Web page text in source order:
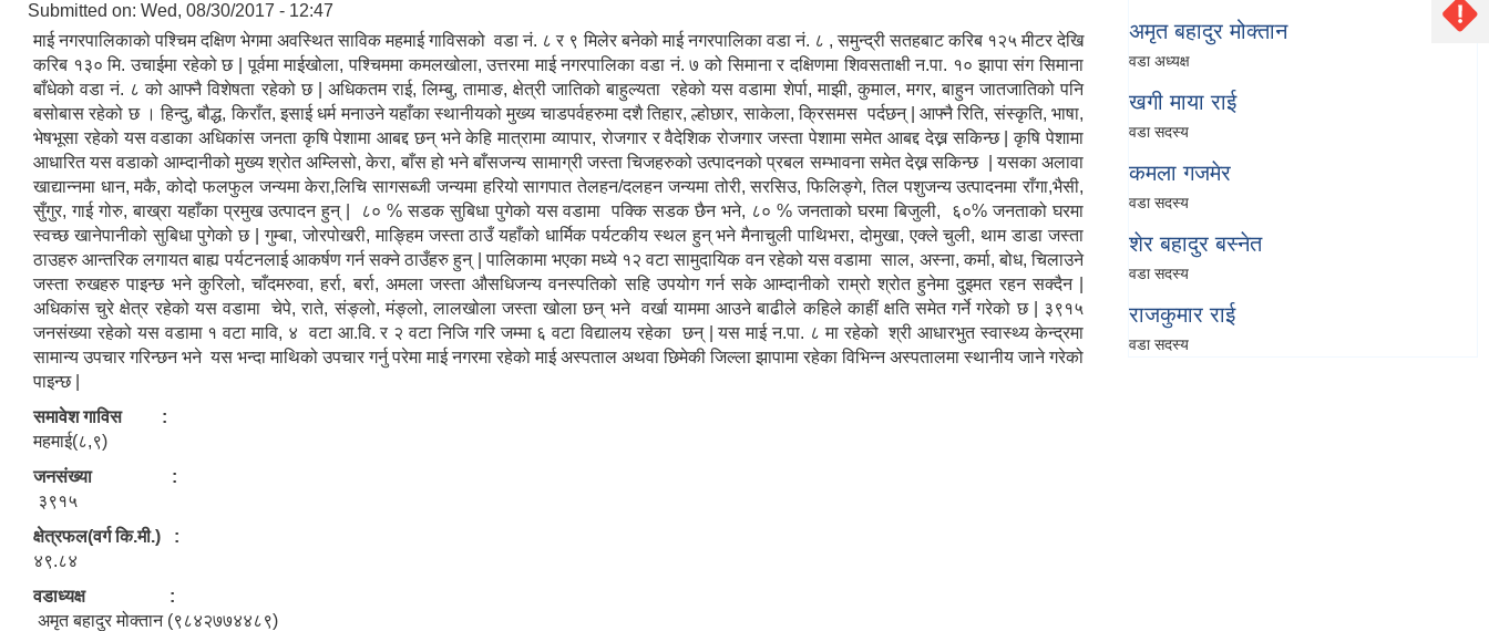
Submitted on: Wed, 08/30/2017 - 12:47
माई नगरपालिकाको पश्चिम दक्षिण भेगमा अवस्थित साविक महमाई गाविसको वडा नं. ८ र ९ मिलेर बनेको माई नगरपालिका वडा नं. ८ , समुन्द्री सतहबाट करिब १२५ मीटर देखि
करिब १३० मि. उचाईमा रहेको छ | पूर्वमा माईखोला, पश्चिममा कमलखोला, उत्तरमा माई नगरपालिका वडा नं. ७ को सिमाना र दक्षिणमा शिवसताक्षी न.पा. १० झापा संग सिमाना
बाँधेको वडा नं. ८ को आफ्नै विशेषता रहेको छ | अधिकतम राई, लिम्बु, तामाङ, क्षेत्री जातिको बाहुल्यता रहेको यस वडामा शेर्पा, माझी, कुमाल, मगर, बाहुन जातजातिको पनि
बसोबास रहेको छ । हिन्दु, बौद्ध, किराँत, इसाई धर्म मनाउने यहाँका स्थानीयको मुख्य चाडपर्वहरुमा दशै तिहार, ल्होछार, साकेला, क्रिसमस पर्दछन् | आफ्नै रिति, संस्कृति, भाषा,
भेषभूसा रहेको यस वडाका अधिकांस जनता कृषि पेशामा आबद्द छन् भने केहि मात्रामा व्यापार, रोजगार र वैदेशिक रोजगार जस्ता पेशामा समेत आबद्द देख्न सकिन्छ | कृषि पेशामा
आधारित यस वडाको आम्दानीको मुख्य श्रोत अम्लिसो, केरा, बाँस हो भने बाँसजन्य सामाग्री जस्ता चिजहरुको उत्पादनको प्रबल सम्भावना समेत देख्न सकिन्छ | यसका अलावा
खाद्यान्नमा धान, मकै, कोदो फलफुल जन्यमा केरा,लिचि सागसब्जी जन्यमा हरियो सागपात तेलहन/दलहन जन्यमा तोरी, सरसिउ, फिलिङ्गे, तिल पशुजन्य उत्पादनमा राँगा,भैसी,
सुँगुर, गाई गोरु, बाख्रा यहाँका प्रमुख उत्पादन हुन् | ८० % सडक सुबिधा पुगेको यस वडामा पक्कि सडक छैन भने, ८० % जनताको घरमा बिजुली, ६०% जनताको घरमा
स्वच्छ खानेपानीको सुबिधा पुगेको छ | गुम्बा, जोरपोखरी, माङ्हिम जस्ता ठाउँ यहाँको धार्मिक पर्यटकीय स्थल हुन् भने मैनाचुली पाथिभरा, दोमुखा, एक्ले चुली, थाम डाडा जस्ता
ठाउहरु आन्तरिक लगायत बाह्य पर्यटनलाई आकर्षण गर्न सक्ने ठाउँहरु हुन् | पालिकामा भएका मध्ये १२ वटा सामुदायिक वन रहेको यस वडामा साल, अस्ना, कर्मा, बोध, चिलाउने
जस्ता रुखहरु पाइन्छ भने कुरिलो, चाँदमरुवा, हर्रा, बर्रा, अमला जस्ता औसधिजन्य वनस्पतिको सहि उपयोग गर्न सके आम्दानीको राम्रो श्रोत हुनेमा दुइमत रहन सक्दैन |
अधिकांस चुरे क्षेत्र रहेको यस वडामा चेपे, राते, संङ्लो, मंङ्लो, लालखोला जस्ता खोला छन् भने वर्खा याममा आउने बाढीले कहिले काहीं क्षति समेत गर्ने गरेको छ | ३९१५
जनसंख्या रहेको यस वडामा १ वटा मावि, ४ वटा आ.वि. र २ वटा निजि गरि जम्मा ६ वटा विद्यालय रहेका छन् | यस माई न.पा. ८ मा रहेको श्री आधारभुत स्वास्थ्य केन्द्रमा
सामान्य उपचार गरिन्छन भने यस भन्दा माथिको उपचार गर्नु परेमा माई नगरमा रहेको माई अस्पताल अथवा छिमेकी जिल्ला झापामा रहेका विभिन्न अस्पतालमा स्थानीय जाने गरेको
पाइन्छ |
समावेश गाविस :
महमाई(८,९)
जनसंख्या :
३९१५
क्षेत्रफल(वर्ग कि.मी.) :
४९.८४
वडाध्यक्ष :
अमृत बहादुर मोक्तान (९८४२७७४४८९)
अमृत बहादुर मोक्तान
वडा अध्यक्ष
खगी माया राई
वडा सदस्य
कमला गजमेर
वडा सदस्य
शेर बहादुर बस्नेत
वडा सदस्य
राजकुमार राई
वडा सदस्य